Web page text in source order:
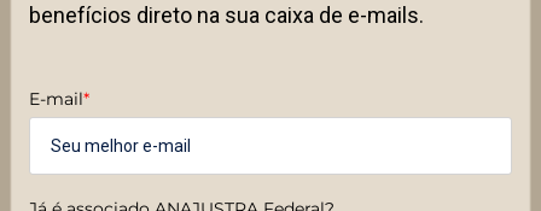
benefícios direto na sua caixa de e-mails.
E-mail*